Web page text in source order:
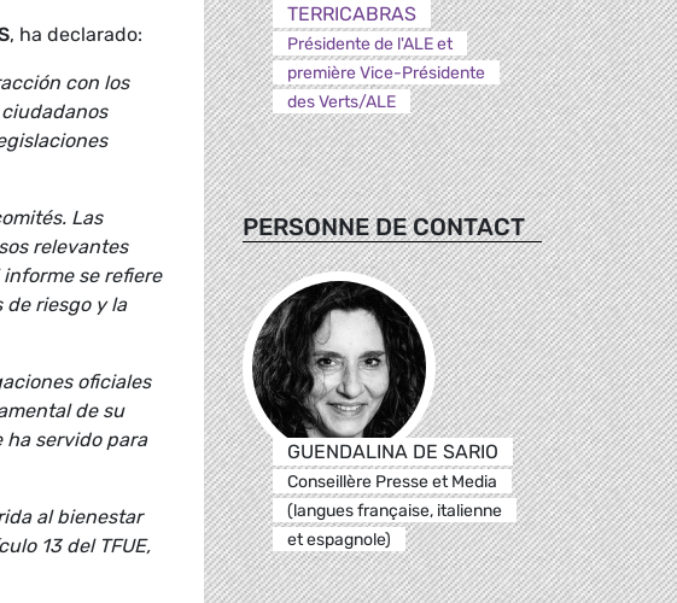
, ha declarado:
con los
Las
relevantes
se refiere
riesgo y la
oficiales
de su
ha servido para
al bienestar
13 del TFUE,
TERRICABRAS
Présidente de l'ALE et
première Vice-Présidente
des Verts/ALE
PERSONNE DE CONTACT
GUENDALINA DE SARIO
Conseillère Presse et Media
(langues française, italienne
et espagnole)